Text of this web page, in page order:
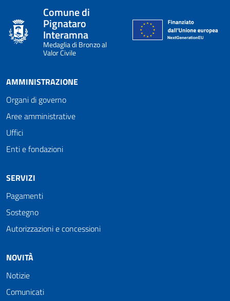
Comune di
Pignataro
Interamna
Medaglia di Bronzo al
Valor Civile
AMMINISTRAZIONE
Organi di governo
Aree amministrative
Uffici
Enti e fondazioni
SERVIZI
Pagamenti
Sostegno
Autorizzazioni e concessioni
NOVITÀ
Notizie
Comunicati